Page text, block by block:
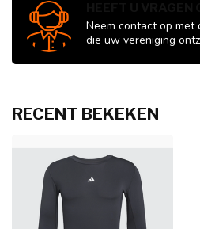
Neem contact op
die uw vereniging
RECENT BEKEKEN